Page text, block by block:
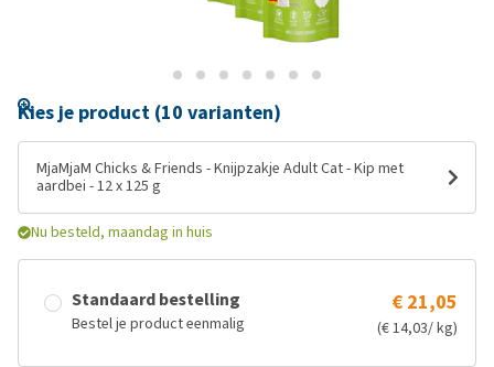
Kies je product (10 varianten)
MjaMjaM Chicks & Friends - Knijpzakje Adult Cat - Kip met
aardbei - 12 x 125 g
Nu besteld, maandag in huis
Standaard bestelling
Bestel je product eenmalig
€ 21,05
(€ 14,03/ kg)